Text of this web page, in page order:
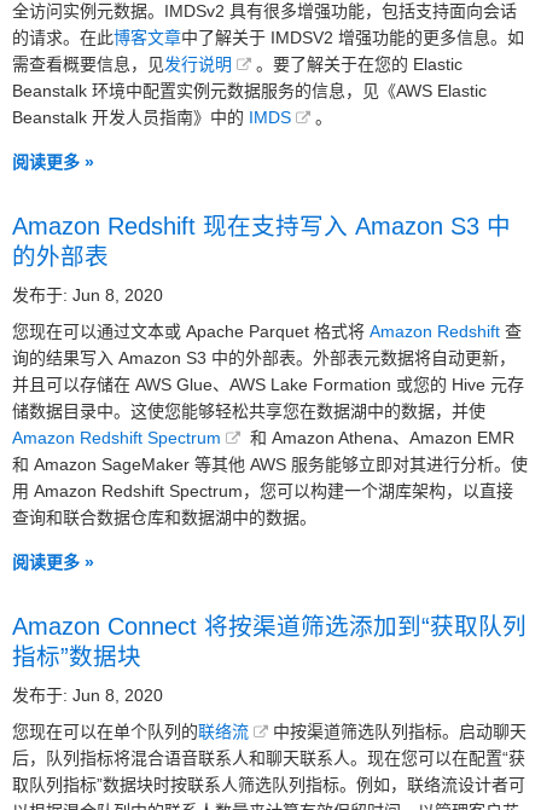
全访问实例元数据。IMDSv2 具有很多增强功能，包括支持面向会话
的请求。在此博客文章中了解关于 IMDSV2 增强功能的更多信息。如
需查看概要信息，见发行说明
。要了解关于在您的 Elastic
Beanstalk 环境中配置实例元数据服务的信息，见《AWS Elastic
Beanstalk 开发人员指南》中的 IMDS 。
阅读更多 »
Amazon Redshift 现在支持写入 Amazon S3 中
的外部表
发布于: Jun 8, 2020
您现在可以通过文本或 Apache Parquet 格式将 Amazon Redshift 查
询的结果写入 Amazon S3 中的外部表。外部表元数据将自动更新，
并且可以存储在 AWS Glue、AWS Lake Formation 或您的 Hive 元存
储数据目录中。这使您能够轻松共享您在数据湖中的数据，并使
Amazon Redshift Spectrum
和 Amazon Athena、Amazon EMR
和 Amazon SageMaker 等其他 AWS 服务能够立即对其进行分析。使
用 Amazon Redshift Spectrum，您可以构建一个湖库架构，以直接
查询和联合数据仓库和数据湖中的数据。
阅读更多 »
Amazon Connect 将按渠道筛选添加到“获取队列
指标”数据块
发布于: Jun 8, 2020
您现在可以在单个队列的联络流
中按渠道筛选队列指标。启动聊天
后，队列指标将混合语音联系人和聊天联系人。现在您可以在配置“获
取队列指标”数据块时按联系人筛选队列指标。例如，联络流设计者可